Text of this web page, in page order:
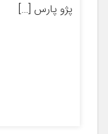
پژو پارس […]